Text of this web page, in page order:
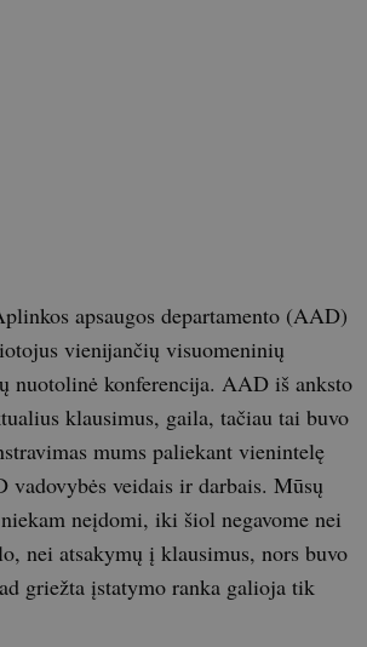
apsaugos departamento (AAD)
vienijančių visuomeninių
nuotolinė konferencija. AAD iš anksto
klausimus, gaila, tačiau tai buvo
mums paliekant vienintelę
vadovybės veidais ir darbais. Mūsų
neįdomi, iki šiol negavome nei
nei atsakymų į klausimus, nors buvo
griežta įstatymo ranka galioja tik